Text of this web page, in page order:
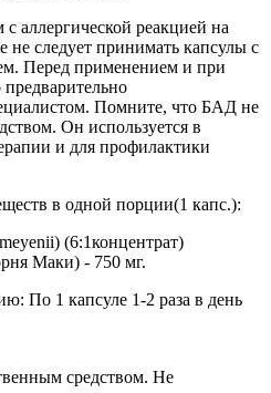
аллергической реакцией на
следует принимать капсулы с
Перед применением и при
Помните, что БАД не
Он используется в
и для профилактики
в одной порции(1 капс.):
(6:1концентрат)
Маки) - 750 мг.
По 1 капсулe 1-2 раза в день
средством. Не